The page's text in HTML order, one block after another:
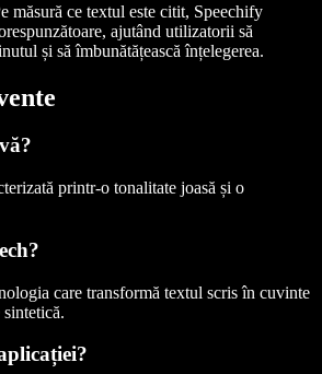
măsură ce textul este citit, Speechify
ajutând utilizatorii să
și să îmbunătățească înțelegerea.
printr-o tonalitate joasă și o
care transformă textul scris în cuvinte